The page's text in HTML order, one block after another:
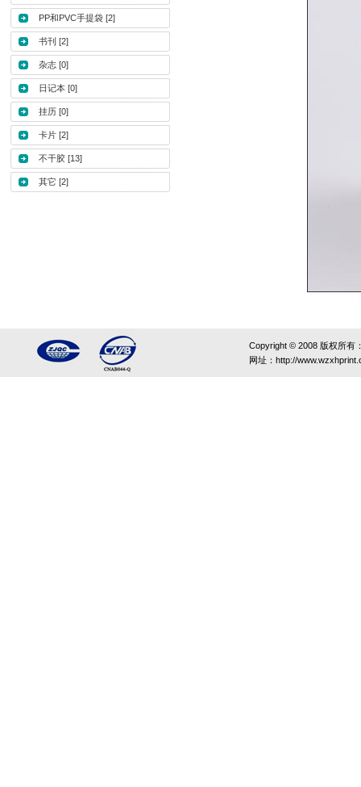
PP和PVC手提袋 [2]
书刊 [2]
杂志 [0]
日记本 [0]
挂历 [0]
卡片 [2]
不干胶 [13]
其它 [2]
Copyright © 2008 版权所有
网址：http://